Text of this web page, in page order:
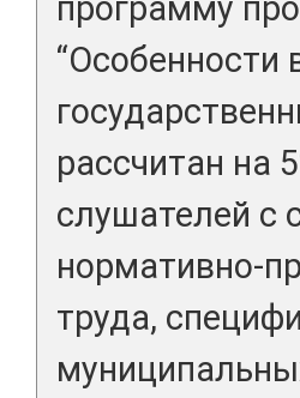
программу
“Особенности
рассчитан на
слушателей с
нормативно-
труда,